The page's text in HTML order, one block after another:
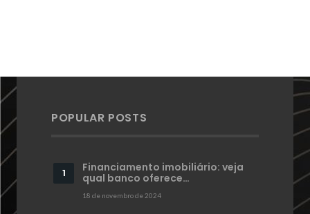
POPULAR POSTS
Financiamento imobiliário: veja
qual banco oferece…
18 de novembro de 2024